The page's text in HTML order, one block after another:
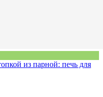
из парной: печь для